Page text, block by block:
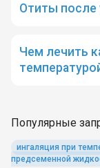
Отиты после
Чем лечить
Популярные
ингаляция при
предсеменной